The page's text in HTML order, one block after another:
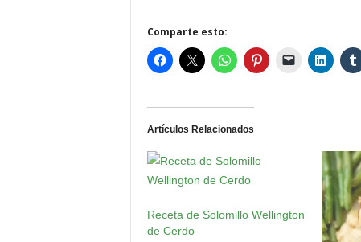
Comparte esto:
Artículos Relacionados
Receta de Solomillo Wellington
de Cerdo